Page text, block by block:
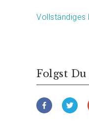
Vollständiges
Folgst